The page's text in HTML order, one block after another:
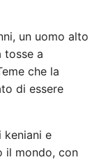
un uomo alto
tosse a
che la
di essere
keniani e
il mondo, con